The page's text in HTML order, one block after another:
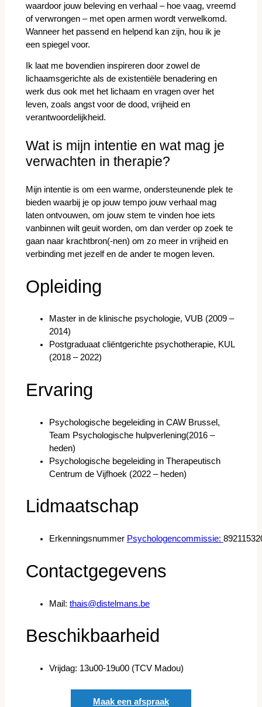
waardoor jouw beleving en verhaal – hoe vaag, vreemd
of verwrongen – met open armen wordt verwelkomd.
Wanneer het passend en helpend kan zijn, hou ik je
een spiegel voor.
Ik laat me bovendien inspireren door zowel de
lichaamsgerichte als de existentiële benadering en
werk dus ook met het lichaam en vragen over het
leven, zoals angst voor de dood, vrijheid en
verantwoordelijkheid.
Wat is mijn intentie en wat mag je
verwachten in therapie?
Mijn intentie is om een warme, ondersteunende plek te
bieden waarbij je op jouw tempo jouw verhaal mag
laten ontvouwen, om jouw stem te vinden hoe iets
vanbinnen wilt geuit worden, om dan verder op zoek te
gaan naar krachtbron(-nen) om zo meer in vrijheid en
verbinding met jezelf en de ander te mogen leven.
Opleiding
Master in de klinische psychologie, VUB (2009 –
2014)
Postgraduaat cliëntgerichte psychotherapie, KUL
(2018 – 2022)
Ervaring
Psychologische begeleiding in CAW Brussel,
Team Psychologische hulpverlening(2016 –
heden)
Psychologische begeleiding in Therapeutisch
Centrum de Vijfhoek (2022 – heden)
Lidmaatschap
Erkenningsnummer Psychologencommissie:
Contactgegevens
Mail: thais@distelmans.be
Beschikbaarheid
Vrijdag: 13u00-19u00 (TCV Madou)
Maak een afspraak